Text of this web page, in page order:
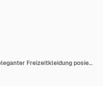
Junge multiethnische Frau in eleganter Freizeitkleidung posiert während der Fotosession